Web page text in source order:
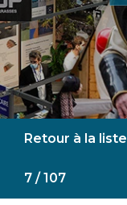
Retour à la liste
7 / 107